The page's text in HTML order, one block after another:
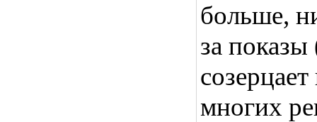
больше,
за показы
многих